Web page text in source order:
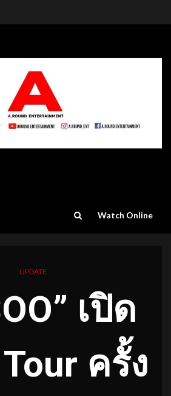
Watch Online
UPDATE
เปิด
ครั้ง